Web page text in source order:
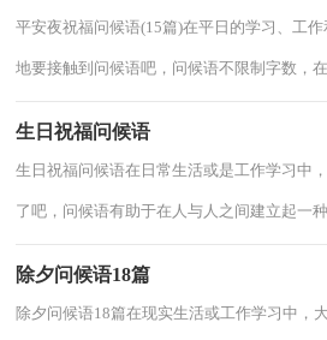
平安夜祝福问候语(15篇)在平日的学习、工
地要接触到问候语吧，问候语不限制字数，
生日祝福问候语
生日祝福问候语在日常生活或是工作学习中
了吧，问候语有助于在人与人之间建立起一
除夕问候语18篇
除夕问候语18篇在现实生活或工作学习中，